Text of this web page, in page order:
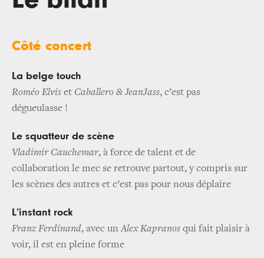
Côté concert
La belge touch
Roméo Elvis et Caballero & JeanJass, c’est pas
dégueulasse !
Le squatteur de scène
Vladimir Cauchemar, à force de talent et de
collaboration le mec se retrouve partout, y compris sur
les scènes des autres et c’est pas pour nous déplaire
L’instant rock
Franz Ferdinand, avec unAlex Kapranos qui fait plaisir à
voir, il est en pleine forme